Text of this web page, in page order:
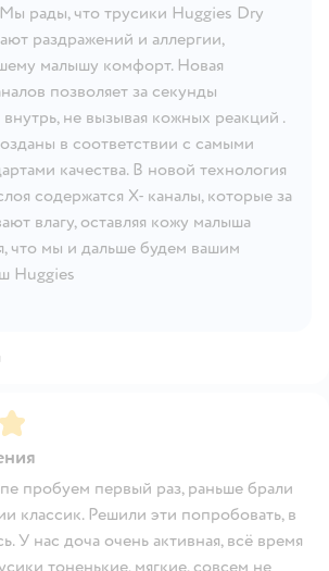
рады, что трусики Huggies Dry
раздражений и аллергии,
малышу комфорт. Новая
позволяет за секунды
внутрь, не вызывая кожных реакций .
в соответствии с самыми
качества. В новой технология
содержатся X- каналы, которые за
влагу, оставляя кожу малыша
что мы и дальше будем вашим
Huggies
пробуем первый раз, раньше брали
классик. Решили эти попробовать, в
У нас доча очень активная, всё время
тоненькие, мягкие, совсем не